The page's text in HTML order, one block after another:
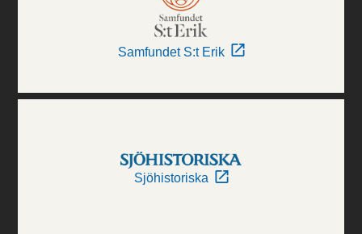
Samfundet S:t Erik
Sjöhistoriska